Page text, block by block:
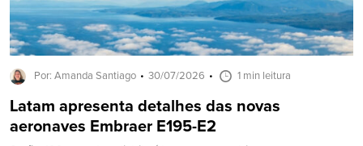
Por: Amanda Santiago 30/07/2026 1 min leitura
Latam apresenta detalhes das novas
aeronaves Embraer E195-E2